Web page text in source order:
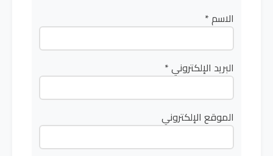
الاسم*
البريد الإلكتروني*
الموقع الإلكتروني